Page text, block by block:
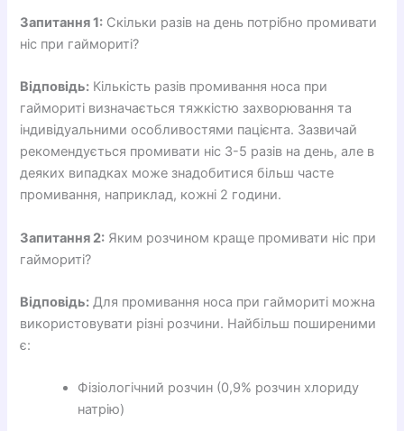
Запитання 1: Скільки разів на день потрібно промивати
ніс при гаймориті?
Відповідь: Кількість разів промивання носа при
гаймориті визначається тяжкістю захворювання та
індивідуальними особливостями пацієнта. Зазвичай
рекомендується промивати ніс 3-5 разів на день, але в
деяких випадках може знадобитися більш часте
промивання, наприклад, кожні 2 години.
Запитання 2: Яким розчином краще промивати ніс при
гаймориті?
Відповідь: Для промивання носа при гаймориті можна
використовувати різні розчини. Найбільш поширеними
є:
Фізіологічний розчин (0,9% розчин хлориду
натрію)